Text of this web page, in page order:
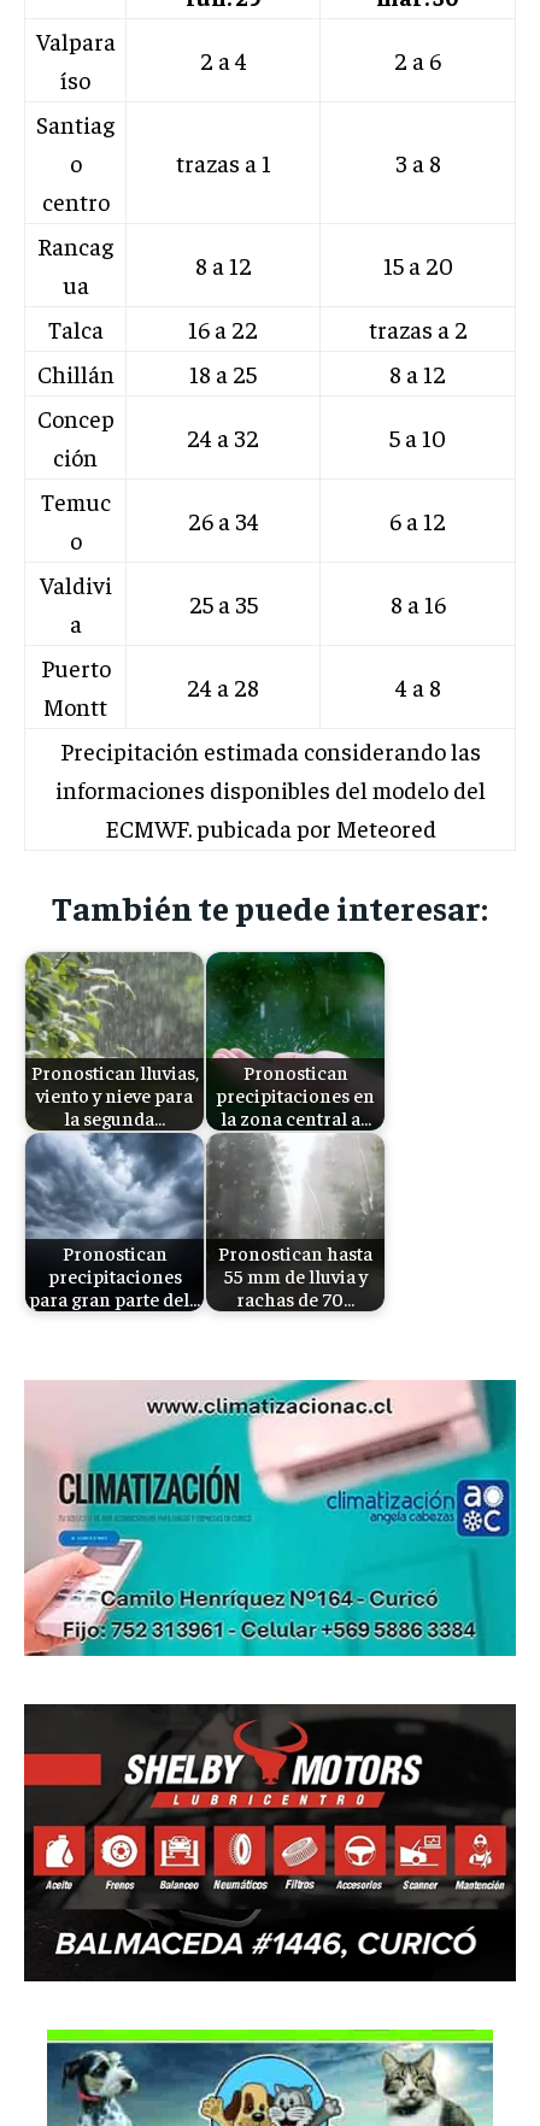
Valpara
íso
2 a 4 2 a 6
Santiag
o
centro
trazas a 1 3 a 8
Rancag
ua
8 a 12 15 a 20
Talca 16 a 22
trazas a 2
Chillán
18 a 25
8 a 12
Concep
ción
24 a 32 5 a 10
Temuc
o
26 a 34 6 a 12
Valdivi
a
25 a 35 8 a 16
Puerto
Montt
24 a 28 4 a 8
Precipitación estimada considerando las
informaciones disponibles del modelo del
ECMWF. pubicada por Meteored
También te puede interesar:
Pronostican lluvias,
viento y nieve para
la segunda…
Pronostican
precipitaciones en
la zona central a…
Pronostican
precipitaciones
para gran parte del…
Pronostican hasta
55 mm de lluvia y
rachas de 70…